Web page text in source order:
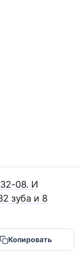
08. И
зуба и 8
Копировать